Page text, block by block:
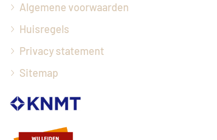
Algemene voorwaarden
Huisregels
Privacy statement
Sitemap